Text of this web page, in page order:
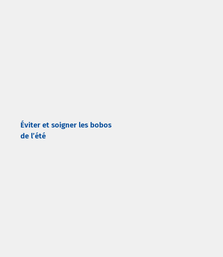
Éviter et soigner les bobos
de l’été